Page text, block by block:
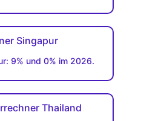
Singapur
9% und 0% im 2026.
Thailand